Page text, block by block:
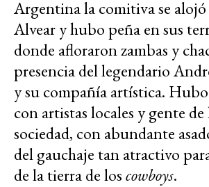
Argentina la comitiva se
Alvear y hubo peña en sus
donde afloraron zambas y
presencia del legendario
y su compañía artística.
con artistas locales y gente de
sociedad, con abundante
del gauchaje tan atractivo
de la tierra de loscowboys.